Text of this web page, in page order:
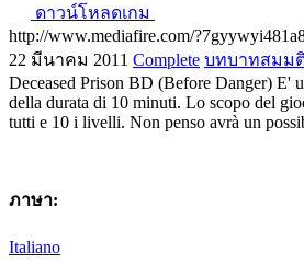
ดาวน์โหลดเกม
http://www.mediafire.com/
22 มีนาคม 2011 Complete บทบาทสมม
Deceased Prison BD (Before Danger) E'
della durata di 10 minuti. Lo scopo del
tutti e 10 i livelli. Non penso avrà un
ภาษา:
Italiano